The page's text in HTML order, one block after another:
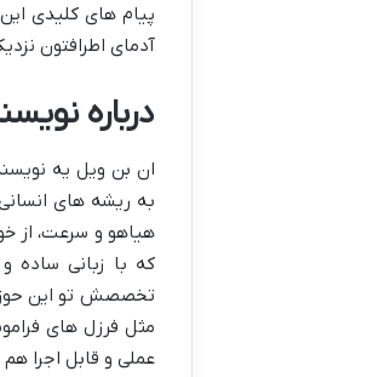
پیام های کلیدی
آدمای اطرافتون
درباره
ان بن ویل یه
به ریشه های
هیاهو و سرعت، از
که با زبانی
تخصصش تو این
مثل فرزل های
عملی و قابل اجرا هم